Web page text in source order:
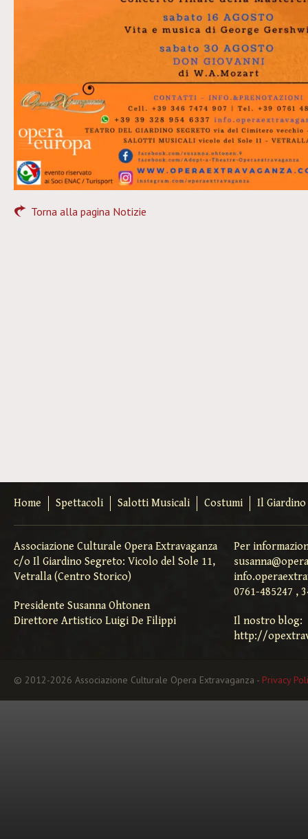
Torna alla pagina Notizie
Home Spettacoli Salotti Musicali Costumi Il
Associazione Culturale Opera Extravaganza
c/o Il Giardino Segreto: Vicolo del Sole 11,
Vetralla (Centro Storico)
Presidente Susanna Ohtonen
Direttore Artistico Luigi De Filippi
Per
0761-485247 ,
Il nostro blog:
http://
© 2012-2026 Associazione Culturale Opera Extravaganza - Privacy